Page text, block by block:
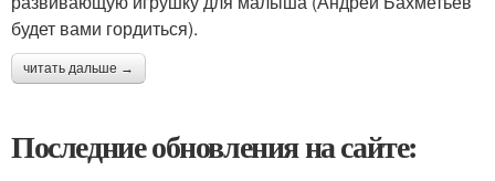
будет вами гордиться).
читать дальше →
Последние обновления на сайте: